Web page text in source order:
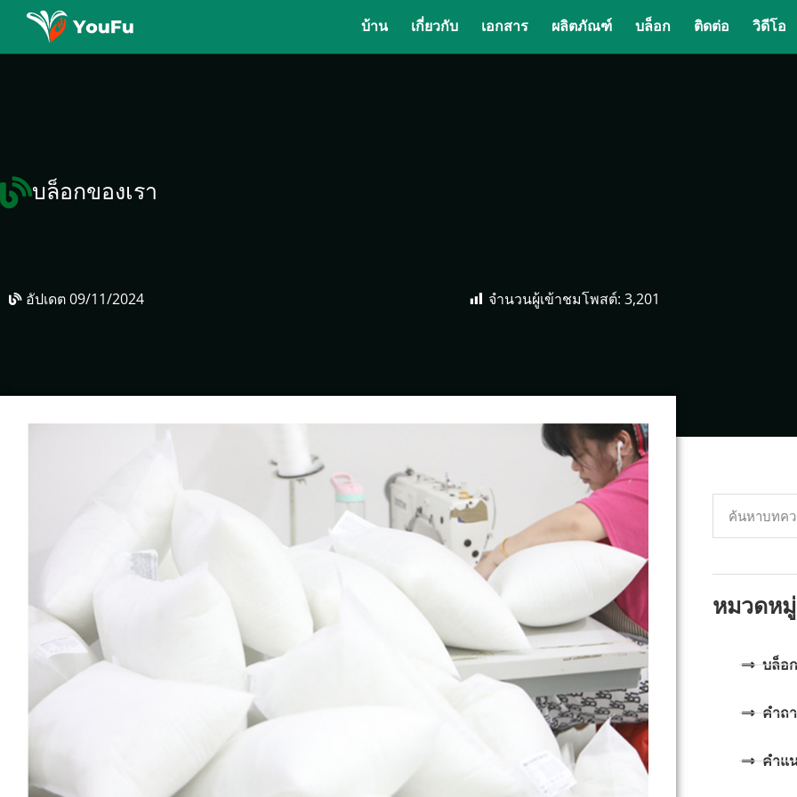
บ้าน เกี่ยวกับ เอกสาร ผลิตภัณฑ์ บล็อก ติดต่อ วิดีโอ
บล็อกของเรา
อัปเดต09/11/2024 จำนวนผู้เข้าชมโพสต์: 3,201
หมวดหมู่
บล็อ
คำถ
คำแ